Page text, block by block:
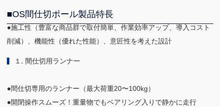
■OS間仕切ポール製品特長
●施工性（豊富な商品群で取付簡単、作業効率アップ、導入コスト
削減）、機能性（優れた性能）、意匠性を考えた設計
１. 間仕切用ランナー
●間仕切専用のランナー（最大荷重20〜100kg）
●開閉操作スムーズ！重量物でもベアリング入りで静かに走行